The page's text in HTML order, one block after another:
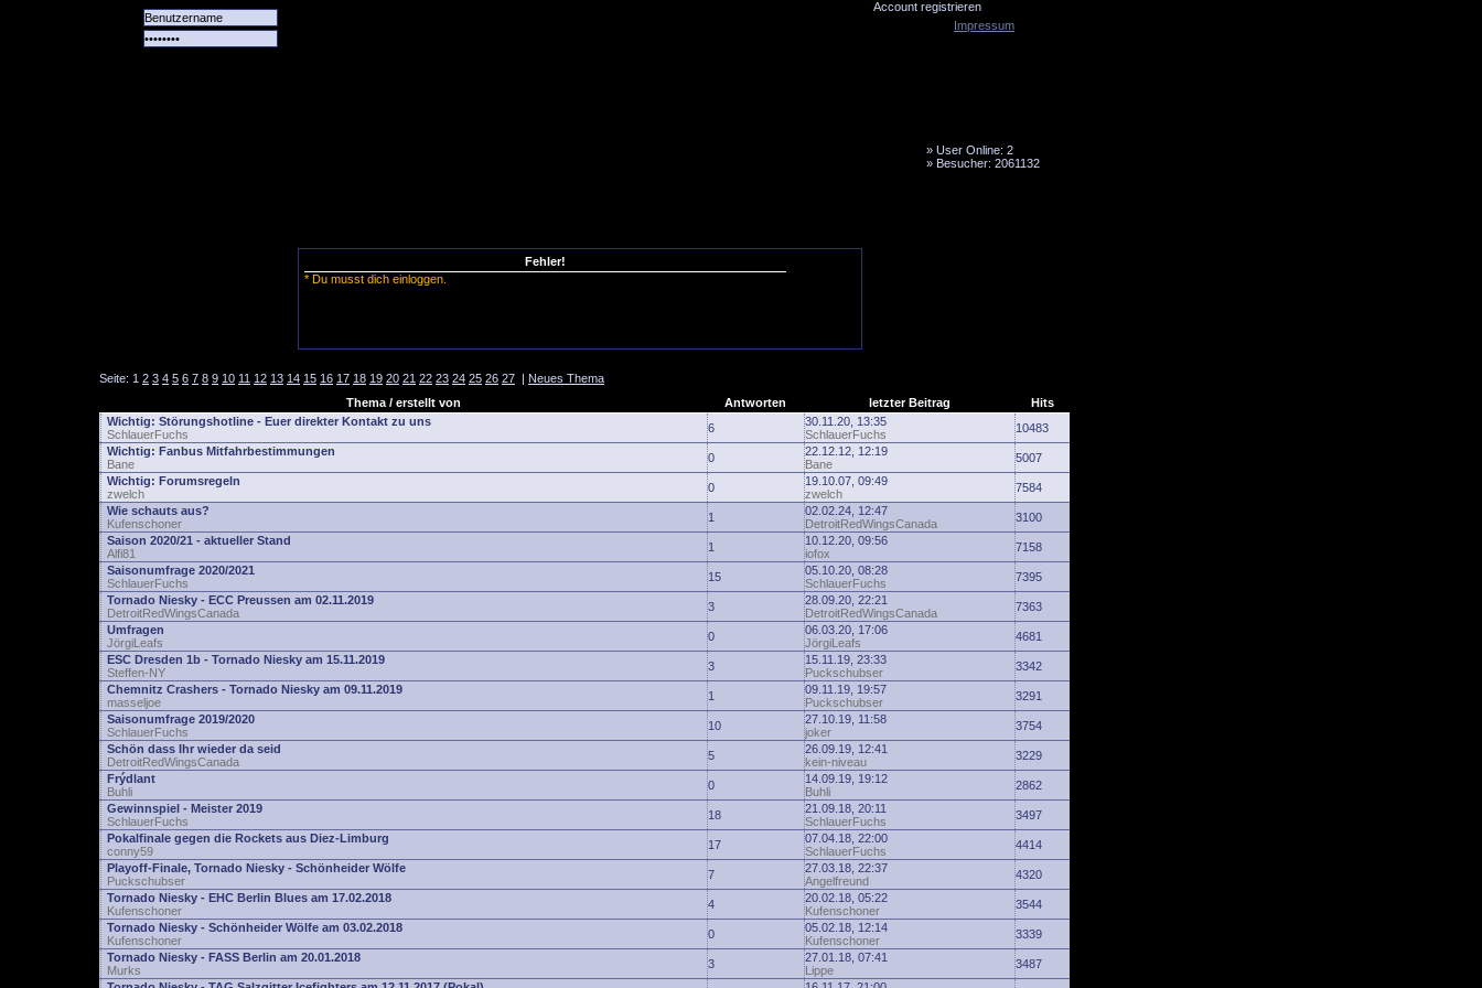
Account registrieren
» User Online: 2
» Besucher: 2061132
Fehler!
* Du musst dich einloggen.
Seite: 1 2 3 4 5 6 7 8 9 10 11 12 13 14 15 16 17 18 19 20 21 22 23 24 25 26 27 | Neues Thema
Thema / erstellt von
Antworten letzter Beitrag
Hits
Wichtig: Störungshotline - Euer direkter Kontakt zu uns
SchlauerFuchs
6
30.11.20, 13:35
SchlauerFuchs
10483
Wichtig: Fanbus Mitfahrbestimmungen
Bane
0
22.12.12, 12:19
Bane
5007
Wichtig: Forumsregeln
zwelch
0
19.10.07, 09:49
zwelch
7584
Wie schauts aus?
Kufenschoner
1
02.02.24, 12:47
DetroitRedWingsCanada
3100
Saison 2020/21 - aktueller Stand
Alfi81
1
10.12.20, 09:56
iofox
7158
Saisonumfrage 2020/2021
SchlauerFuchs
15
05.10.20, 08:28
SchlauerFuchs
7395
Tornado Niesky - ECC Preussen am 02.11.2019
DetroitRedWingsCanada
3
28.09.20, 22:21
DetroitRedWingsCanada
7363
Umfragen
JörgiLeafs
0
06.03.20, 17:06
JörgiLeafs
4681
ESC Dresden 1b - Tornado Niesky am 15.11.2019
Steffen-NY
3
15.11.19, 23:33
Puckschubser
3342
Chemnitz Crashers - Tornado Niesky am 09.11.2019
masseljoe
1
09.11.19, 19:57
Puckschubser
3291
Saisonumfrage 2019/2020
SchlauerFuchs
10
27.10.19, 11:58
joker
3754
Schön dass Ihr wieder da seid
DetroitRedWingsCanada
5
26.09.19, 12:41
kein-niveau
3229
Frýdlant
Buhli
0
14.09.19, 19:12
Buhli
2862
Gewinnspiel - Meister 2019
SchlauerFuchs
18
21.09.18, 20:11
SchlauerFuchs
3497
Pokalfinale gegen die Rockets aus Diez-Limburg
conny59
17
07.04.18, 22:00
SchlauerFuchs
4414
Playoff-Finale, Tornado Niesky - Schönheider Wölfe
Puckschubser
7
27.03.18, 22:37
Angelfreund
4320
Tornado Niesky - EHC Berlin Blues am 17.02.2018
Kufenschoner
4
20.02.18, 05:22
Kufenschoner
3544
Tornado Niesky - Schönheider Wölfe am 03.02.2018
Kufenschoner
0
05.02.18, 12:14
Kufenschoner
3339
Tornado Niesky - FASS Berlin am 20.01.2018
Murks
3
27.01.18, 07:41
Lippe
3487
Impressum